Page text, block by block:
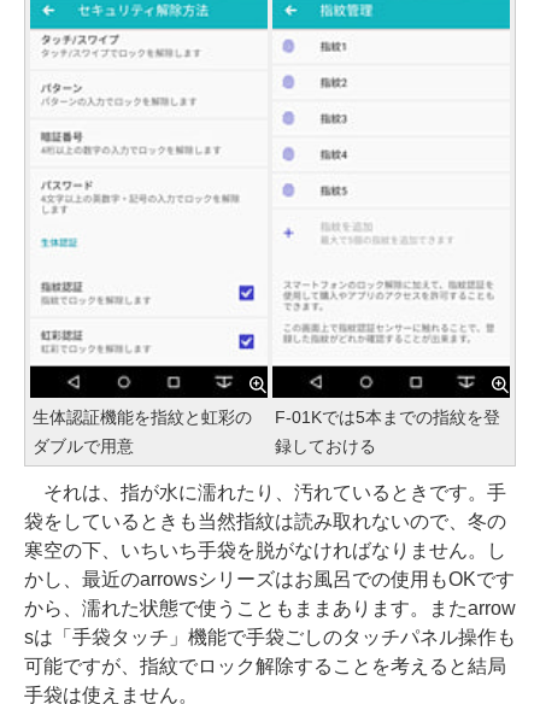
生体認証機能を指紋と虹彩の
ダブルで用意
F-01Kでは5本までの指紋を登
録しておける
それは、指が水に濡れたり、汚れているときです。手
袋をしているときも当然指紋は読み取れないので、冬の
寒空の下、いちいち手袋を脱がなければなりません。し
かし、最近のarrowsシリーズはお風呂での使用もOKです
から、濡れた状態で使うこともままあります。またarrow
sは「手袋タッチ」機能で手袋ごしのタッチパネル操作も
可能ですが、指紋でロック解除することを考えると結局
手袋は使えません。